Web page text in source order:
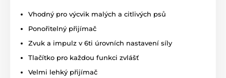
jednotlivých funkcí.
Délka obojku
Řemínek je z tkané textilie a lze ho
nastavit proobvod krku 15 až 45 cm.
Váha a rozměry
Vhodný pro výcvik malých a citlivých psů
Ponořitelný přijímač
Zvuk a impulz v 6ti úrovních nastavení síly
Tlačítko pro každou funkci zvlášť
Velmi lehký přijímač